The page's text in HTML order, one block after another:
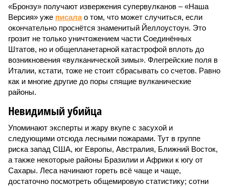
«Бронзу» получают извержения супервулканов – «Наша
Версия» уже писалао том, что может случиться, если
окончательно проснётся знаменитый Йеллоустоун. Это
грозит не только уничтожением части Соединённых
Штатов, но и общепланетарной катастрофой вплоть до
возникновения «вулканической зимы». Флегрейские поля в
Италии, кстати, тоже не стоит сбрасывать со счетов. Равно
как и многие другие до поры спящие вулканические
районы.
Невидимый убийца
Упоминают эксперты и жару вкупе с засухой и
следующими отсюда лесными пожарами. Тут в группе
риска запад США, юг Европы, Австралия, Ближний Восток,
а также некоторые районы Бразилии и Африки к югу от
Сахары. Леса начинают гореть всё чаще и чаще,
достаточно посмотреть общемировую статистику; сотни